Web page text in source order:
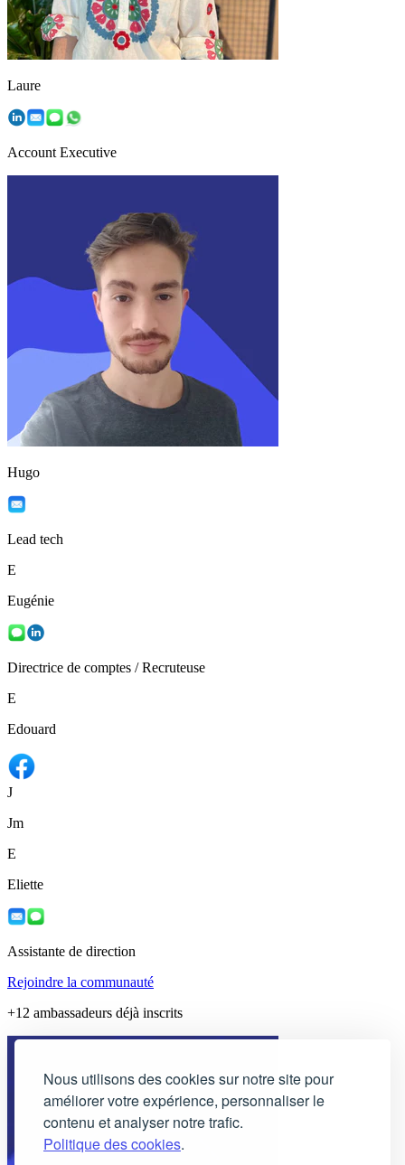
Nous utilisons des cookies sur notre site pour
améliorer votre expérience, personnaliser le
contenu et analyser notre trafic.
Politique des cookies.
Laure
Account Executive
Hugo
Lead tech
E
Eugénie
Directrice de comptes / Recruteuse
E
Edouard
J
Jm
E
Eliette
Assistante de direction
Rejoindre la communauté
+12 ambassadeurs déjà inscrits